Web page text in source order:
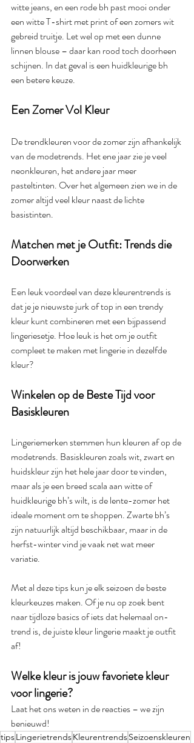
witte jeans, en een rode bh past mooi onder
een witte T-shirt met print of een zomers wit
gebreid truitje. Let wel op met een dunne
linnen blouse – daar kan rood toch doorheen
schijnen. In dat geval is een huidkleurige bh
een betere keuze.
Een Zomer Vol Kleur
De trendkleuren voor de zomer zijn afhankelijk
van de modetrends. Het ene jaar zie je veel
neonkleuren, het andere jaar meer
pasteltinten. Over het algemeen zien we in de
zomer altijd veel kleur naast de lichte
basistinten.
Matchen met je Outfit: Trends die
Doorwerken
Een leuk voordeel van deze kleurentrends is
dat je je nieuwste jurk of top in een trendy
kleur kunt combineren met een bijpassend
lingeriesetje. Hoe leuk is het om je outfit
compleet te maken met lingerie in dezelfde
kleur?
Winkelen op de Beste Tijd voor
Basiskleuren
Lingeriemerken stemmen hun kleuren af op de
modetrends. Basiskleuren zoals wit, zwart en
huidskleur zijn het hele jaar door te vinden,
maar als je een breed scala aan witte of
huidkleurige bh’s wilt, is de lente-zomer het
ideale moment om te shoppen. Zwarte bh’s
zijn natuurlijk altijd beschikbaar, maar in de
herfst-winter vind je vaak net wat meer
variatie.
Met al deze tips kun je elk seizoen de beste
kleurkeuzes maken. Of je nu op zoek bent
naar tijdloze basics of iets dat helemaal on-
trend is, de juiste kleur lingerie maakt je outfit
af!
Welke kleur is jouw favoriete kleur
voor lingerie?
Laat het ons weten in de reacties – we zijn
benieuwd!
tipsLingerietrendsKleurentrendsSeizoenskleuren